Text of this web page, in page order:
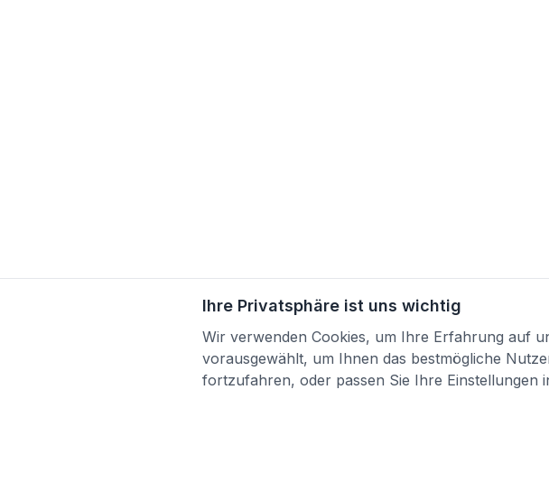
Ihre Privatsphäre ist uns wichtig
Wir verwenden Cookies, um Ihre Erfahrung auf
vorausgewählt, um Ihnen das bestmögliche
fortzufahren, oder passen Sie Ihre Einstellungen